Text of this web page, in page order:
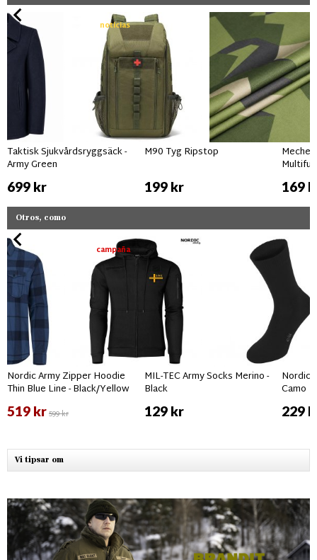
noticias
Taktisk Sjukvårdsryggsäck -
Army Green
699 kr
M90 Tyg Ripstop
199 kr 169
Otros, como
campaña
Nordic Army Zipper Hoodie
Thin Blue Line - Black/Yellow
519 kr599 kr
MIL-TEC Army Socks Merino -
Black
129 kr
Nordic
Camo
229
Vi tipsar om